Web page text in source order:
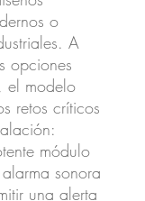
o
A
opciones
el modelo
retos críticos
módulo
sonora
una alerta